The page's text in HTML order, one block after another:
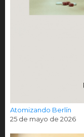
Atomizando Berlín
25 de mayo de 2026